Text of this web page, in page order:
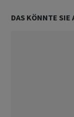
DAS KÖNNTE SIE